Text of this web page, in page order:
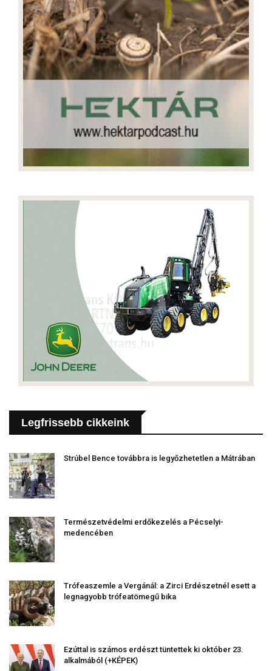
Legfrissebb cikkeink
Strúbel Bence továbbra is legyőzhetetlen a Mátrában
Természetvédelmi erdőkezelés a Pécselyi-
medencében
Trófeaszemle a Vergánál: a Zirci Erdészetnél esett a
legnagyobb trófeatömegű bika
Ezúttal is számos erdészt tüntettek ki október 23.
alkalmából (+KÉPEK)